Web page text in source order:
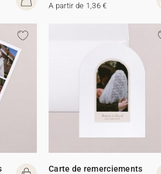
A partir de 1,36 €
Carte de remerciements